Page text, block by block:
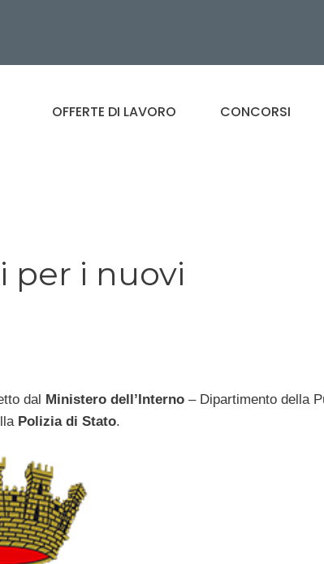
OFFERTE DI LAVORO CONCORSI
per i nuovi
dal Ministero dell’Interno – Dipartimento della
Polizia di Stato.